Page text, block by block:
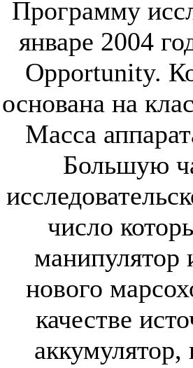
Программу
январе 2004
Opportunity.
основана на
Масса
Большую
число
манипулятор
нового
качестве